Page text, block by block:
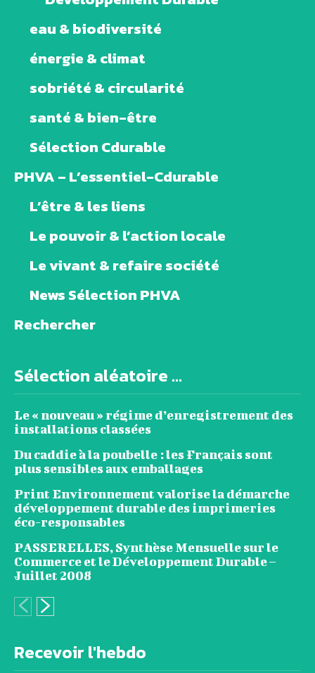
eau & biodiversité
énergie & climat
sobriété & circularité
santé & bien-être
Sélection Cdurable
PHVA – L’essentiel-Cdurable
L’être & les liens
Le pouvoir & l’action locale
Le vivant & refaire société
News Sélection PHVA
Rechercher
Sélection aléatoire ...
Le « nouveau » régime d’enregistrement des
installations classées
Du caddie à la poubelle : les Français sont
plus sensibles aux emballages
Print Environnement valorise la démarche
développement durable des imprimeries
éco-responsables
PASSERELLES, Synthèse Mensuelle sur le
Commerce et le Développement Durable –
Juillet 2008
Recevoir l'hebdo